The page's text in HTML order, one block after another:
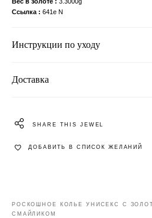
Ссылка
641e N
Инструкции по уходу
Доставка
SHARE THIS JEWEL
ДОБАВИТЬ В СПИСОК ЖЕЛАНИЙ
РОСКОШНОЕ КОЛЬЕ УНИСЕКС С
СМАЙЛИКОМ